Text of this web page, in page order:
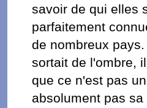
savoir de qui elles
parfaitement
de nombreux
sortait de l'ombre,
que ce n'est pas
absolument pas